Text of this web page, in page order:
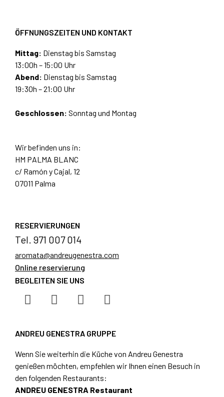
ÖFFNUNGSZEITEN UND KONTAKT
Mittag: Dienstag bis Samstag
13:00h – 15:00 Uhr
Abend: Dienstag bis Samstag
19:30h – 21:00 Uhr
Geschlossen: Sonntag und Montag
Wir befinden uns in:
HM PALMA BLANC
c/ Ramón y Cajal, 12
07011 Palma
RESERVIERUNGEN
Tel. 971 007 014
aromata@andreugenestra.com
Online reservierung
BEGLEITEN SIE UNS
ANDREU GENESTRA GRUPPE
Wenn Sie weiterhin die Küche von Andreu Genestra
genießen möchten, empfehlen wir Ihnen einen Besuch in
den folgenden Restaurants:
ANDREU GENESTRA Restaurant